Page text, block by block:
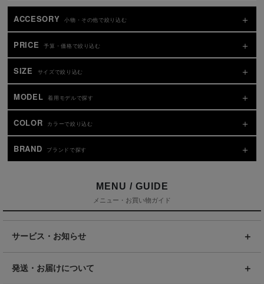
ACCESORY 小物・その他で絞り込む
PRICE 予算・価格で絞り込む
SIZE サイズで絞り込む
MODEL 着用モデルで探す
COLOR カラーで絞り込む
BRAND ブランドで探す
MENU / GUIDE
メニュー・お買い物ガイド
サービス・お知らせ
発送・お届けについて